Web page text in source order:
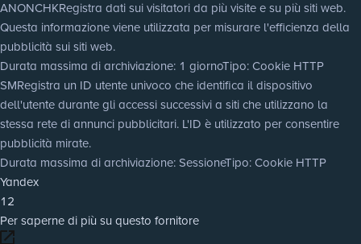
ANONCHKRegistra dati sui visitatori da più visite e su più siti web.
Questa informazione viene utilizzata per misurare l'efficienza della
pubblicità sui siti web.
Durata massima di archiviazione: 1 giornoTipo: Cookie HTTP
SMRegistra un ID utente univoco che identifica il dispositivo
dell'utente durante gli accessi successivi a siti che utilizzano la
stessa rete di annunci pubblicitari. L'ID è utilizzato per consentire
pubblicità mirate.
Durata massima di archiviazione: SessioneTipo: Cookie HTTP
Yandex
12
Per saperne di più su questo fornitore